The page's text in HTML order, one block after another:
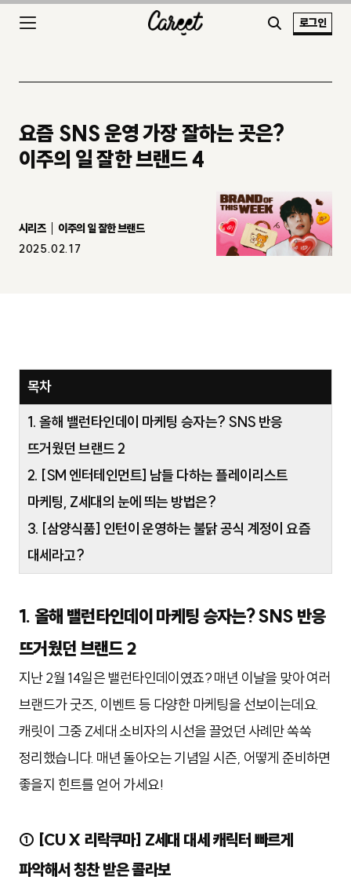
로그인
요즘 SNS 운영 가장 잘하는 곳은?
이주의 일 잘한 브랜드 4
시리즈
이주의 일 잘한 브랜드
2025.02.17
목차
1. 올해 밸런타인데이 마케팅 승자는? SNS 반응
뜨거웠던 브랜드 2
2. [SM 엔터테인먼트] 남들 다하는 플레이리스트
마케팅, Z세대의 눈에 띄는 방법은?
3. [삼양식품] 인턴이 운영하는 불닭 공식 계정이 요즘
대세라고?
1. 올해 밸런타인데이 마케팅 승자는? SNS 반응
뜨거웠던 브랜드 2
지난 2월 14일은 밸런타인데이였죠? 매년 이날을 맞아 여러
브랜드가 굿즈, 이벤트 등 다양한 마케팅을 선보이는데요.
캐릿이 그중 Z세대 소비자의 시선을 끌었던 사례만 쏙쏙
정리했습니다. 매년 돌아오는 기념일 시즌, 어떻게 준비하면
좋을지 힌트를 얻어 가세요!
① [CU X 리락쿠마] Z세대 대세 캐릭터 빠르게
파악해서 칭찬 받은 콜라보